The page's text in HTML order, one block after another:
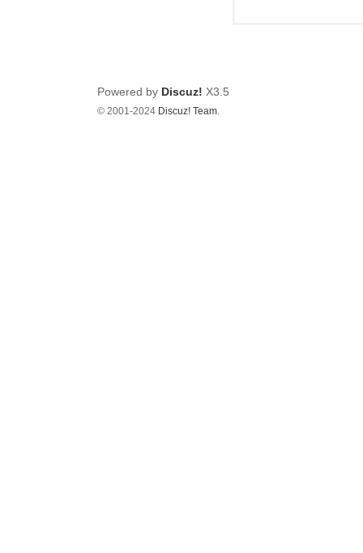
Powered by Discuz! X3.5
© 2001-2024 Discuz! Team.